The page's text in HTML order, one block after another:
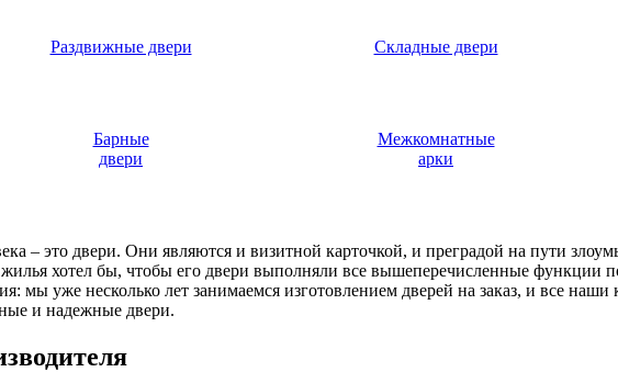
Раздвижные двери Складные двери
Барные
двери
Межкомнатные
арки
– это двери. Они являются и визитной карточкой, и преградой на пути
жилья хотел бы, чтобы его двери выполняли все вышеперечисленные
мы уже несколько лет занимаемся изготовлением дверей на заказ, и все
и надежные двери.